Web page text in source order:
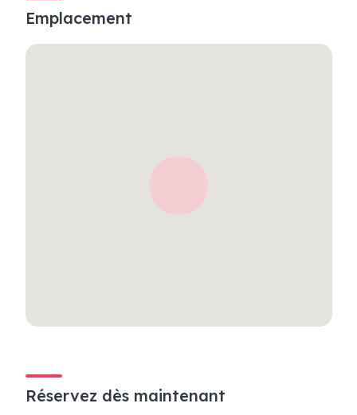
Emplacement
Réservez dès maintenant